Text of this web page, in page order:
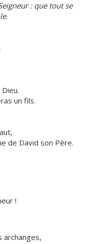
: que tout se
.
un fils.
de David son Père.
!